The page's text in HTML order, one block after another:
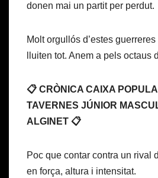
donen mai un partit per perdut.
Molt orgullós d’estes
lluiten tot. Anem a pels octaus
📋 CRÒNICA CAIXA
TAVERNES JÚNIOR
ALGINET 📋
Poc que contar contra un rival
en força, altura i intensitat.